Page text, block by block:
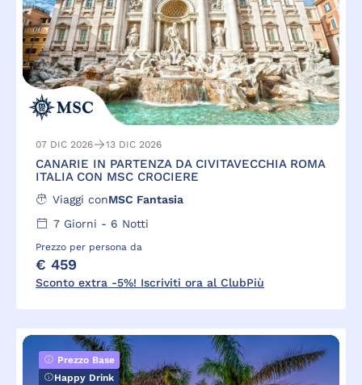
07 DIC 2026 13 DIC 2026
CANARIE IN PARTENZA DA CIVITAVECCHIA ROMA
ITALIA CON MSC CROCIERE
Viaggi conMSC Fantasia
7Giorni - 6 Notti
Prezzo per persona da
€ 459
Sconto extra -5%! Iscriviti ora al ClubPiù
Prezzo Base
Happy Drink